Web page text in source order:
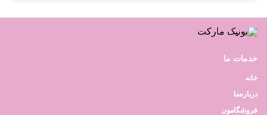
خدمات ما
خانه
درباره‌ما
فروشگامون